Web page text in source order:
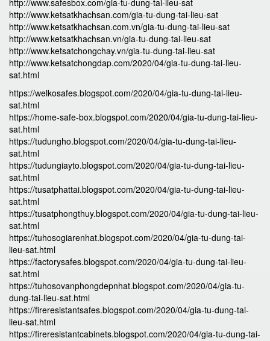
http://www.safesbox.com/gia-tu-dung-tai-lieu-sat
http://www.ketsatkhachsan.com/gia-tu-dung-tai-lieu-sat
http://www.ketsatkhachsan.com.vn/gia-tu-dung-tai-lieu-sat
http://www.ketsatkhachsan.vn/gia-tu-dung-tai-lieu-sat
http://www.ketsatchongchay.vn/gia-tu-dung-tai-lieu-sat
http://www.ketsatchongdap.com/2020/04/gia-tu-dung-tai-lieu-
sat.html
https://welkosafes.blogspot.com/2020/04/gia-tu-dung-tai-lieu-
sat.html
https://home-safe-box.blogspot.com/2020/04/gia-tu-dung-tai-lieu-
sat.html
https://tudungho.blogspot.com/2020/04/gia-tu-dung-tai-lieu-
sat.html
https://tudungiayto.blogspot.com/2020/04/gia-tu-dung-tai-lieu-
sat.html
https://tusatphattai.blogspot.com/2020/04/gia-tu-dung-tai-lieu-
sat.html
https://tusatphongthuy.blogspot.com/2020/04/gia-tu-dung-tai-lieu-
sat.html
https://tuhosogiarenhat.blogspot.com/2020/04/gia-tu-dung-tai-
lieu-sat.html
https://factorysafes.blogspot.com/2020/04/gia-tu-dung-tai-lieu-
sat.html
https://tuhosovanphongdepnhat.blogspot.com/2020/04/gia-tu-
dung-tai-lieu-sat.html
https://fireresistantsafes.blogspot.com/2020/04/gia-tu-dung-tai-
lieu-sat.html
https://fireresistantcabinets.blogspot.com/2020/04/gia-tu-dung-tai-